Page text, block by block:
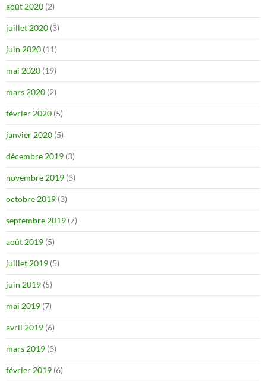
août 2020 (2)
juillet 2020 (3)
juin 2020 (11)
mai 2020 (19)
mars 2020 (2)
février 2020 (5)
janvier 2020 (5)
décembre 2019 (3)
novembre 2019 (3)
octobre 2019 (3)
septembre 2019 (7)
août 2019 (5)
juillet 2019 (5)
juin 2019 (5)
mai 2019 (7)
avril 2019 (6)
mars 2019 (3)
février 2019 (6)